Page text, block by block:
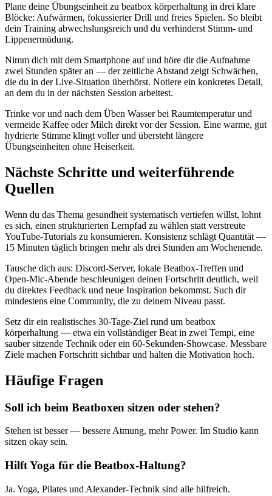
Plane deine Übungseinheit zu beatbox körperhaltung in drei klare
Blöcke: Aufwärmen, fokussierter Drill und freies Spielen. So bleibt
dein Training abwechslungsreich und du verhinderst Stimm- und
Lippenermüdung.
Nimm dich mit dem Smartphone auf und höre dir die Aufnahme
zwei Stunden später an — der zeitliche Abstand zeigt Schwächen,
die du in der Live-Situation überhörst. Notiere ein konkretes Detail,
an dem du in der nächsten Session arbeitest.
Trinke vor und nach dem Üben Wasser bei Raumtemperatur und
vermeide Kaffee oder Milch direkt vor der Session. Eine warme, gut
hydrierte Stimme klingt voller und übersteht längere
Übungseinheiten ohne Heiserkeit.
Nächste Schritte und weiterführende
Quellen
Wenn du das Thema gesundheit systematisch vertiefen willst, lohnt
es sich, einen strukturierten Lernpfad zu wählen statt verstreute
YouTube-Tutorials zu konsumieren. Konsistenz schlägt Quantität —
15 Minuten täglich bringen mehr als drei Stunden am Wochenende.
Tausche dich aus: Discord-Server, lokale Beatbox-Treffen und
Open-Mic-Abende beschleunigen deinen Fortschritt deutlich, weil
du direktes Feedback und neue Inspiration bekommst. Such dir
mindestens eine Community, die zu deinem Niveau passt.
Setz dir ein realistisches 30-Tage-Ziel rund um beatbox
körperhaltung — etwa ein vollständiger Beat in zwei Tempi, eine
sauber sitzende Technik oder ein 60-Sekunden-Showcase. Messbare
Ziele machen Fortschritt sichtbar und halten die Motivation hoch.
Häufige Fragen
Soll ich beim Beatboxen sitzen oder stehen?
Stehen ist besser — bessere Atmung, mehr Power. Im Studio kann
sitzen okay sein.
Hilft Yoga für die Beatbox-Haltung?
Ja. Yoga, Pilates und Alexander-Technik sind alle hilfreich.